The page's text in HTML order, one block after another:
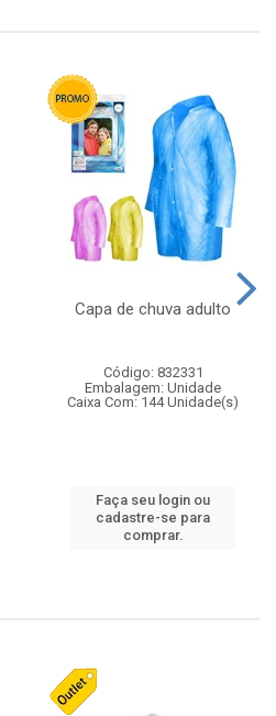
Capa de chuva adulto
Código: 832331
Embalagem: Unidade
Caixa Com: 144 Unidade(s)
Faça seu login ou
cadastre-se para
comprar.